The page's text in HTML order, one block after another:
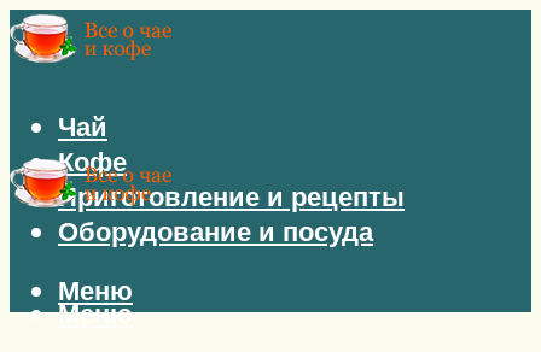
Чай
Кофе
Приготовление и рецепты
Оборудование и посуда
Меню
Меню